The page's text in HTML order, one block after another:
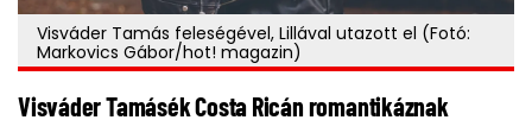
Visváder Tamás feleségével, Lillával utazott el (Fotó:
Markovics Gábor/hot! magazin)
Visváder Tamásék Costa Ricán romantikáznak